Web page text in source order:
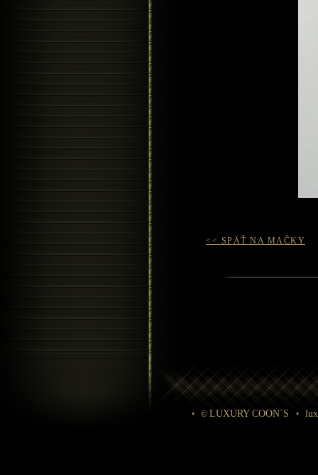
<< SPÄŤ NA MAČKY
• © LUXURY COON´S •